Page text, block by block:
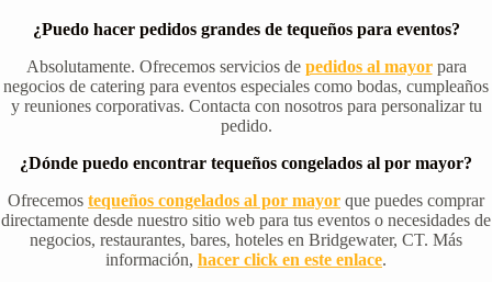
¿Puedo hacer pedidos grandes de tequeños para eventos?
Absolutamente. Ofrecemos servicios de pedidos al mayorpara
negocios de catering para eventos especiales como bodas, cumpleaños
y reuniones corporativas. Contacta con nosotros para personalizar tu
pedido.
¿Dónde puedo encontrar tequeños congelados al por mayor?
Ofrecemos tequeños congelados al por mayor que puedes comprar
directamente desde nuestro sitio web para tus eventos o necesidades de
negocios, restaurantes, bares, hoteles en Bridgewater, CT. Más
información, hacer click en este enlace.